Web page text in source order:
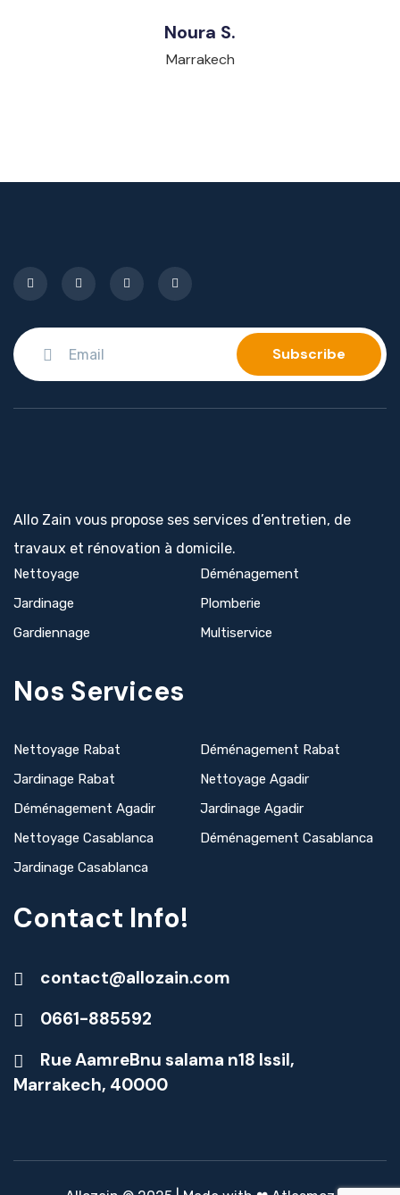
Noura S.
Marrakech
Allo Zain vous propose ses services d’entretien, de
travaux et rénovation à domicile.
Nettoyage
Déménagement
Jardinage
Plomberie
Gardiennage
Multiservice
Nos Services
Nettoyage Rabat
Déménagement Rabat
Jardinage Rabat
Nettoyage Agadir
Déménagement Agadir
Jardinage Agadir
Nettoyage Casablanca
Déménagement Casablanca
Jardinage Casablanca
Contact Info!
contact@allozain.com
0661-885592
Rue AamreBnu salama n18 Issil,
Marrakech, 40000